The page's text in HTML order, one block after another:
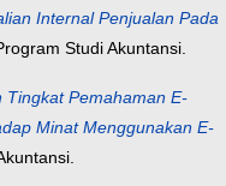
Internal Penjualan Pada
Studi Akuntansi.
Tingkat Pemahaman E-
Minat Menggunakan E-